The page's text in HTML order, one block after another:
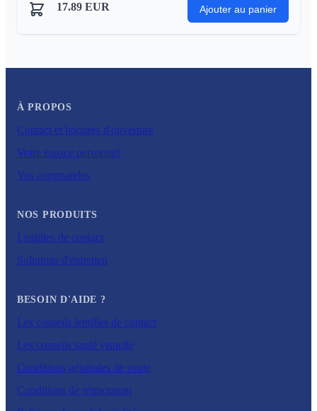
17.89 EUR Ajouter au panier
À PROPOS
Contact et horaires d'ouverture
Votre espace personnel
Vos commandes
NOS PRODUITS
Lentilles de contact
Solutions d'entretien
BESOIN D'AIDE ?
Les conseils lentilles de contact
Les conseils santé visuelle
Conditions générales de vente
Conditions de rétractation